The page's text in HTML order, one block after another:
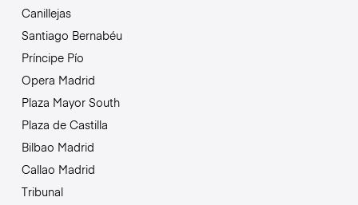
Canillejas
Santiago Bernabéu
Príncipe Pío
Opera Madrid
Plaza Mayor South
Plaza de Castilla
Bilbao Madrid
Callao Madrid
Tribunal